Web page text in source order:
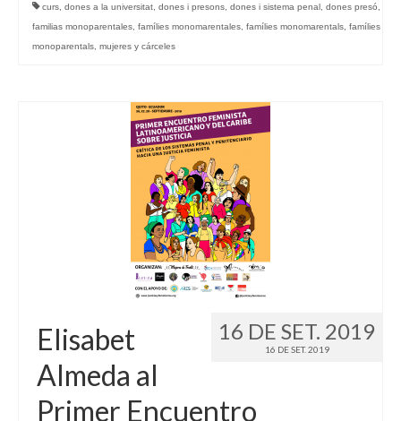
curs dones a la universitat dones i presons dones i sistema penal dones presó
familias monoparentales famílies monomarentales famílies monomarentals famílies
monoparentals mujeres y cárceles
16 DE SET. 2019
16 DE SET. 2019
Elisabet
Almeda al
Primer Encuentro